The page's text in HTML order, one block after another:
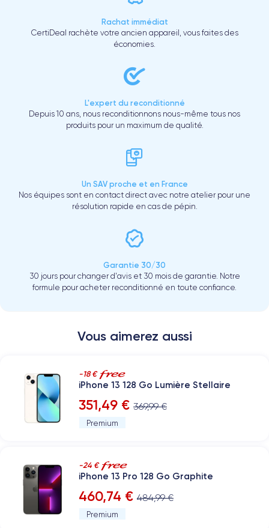
Rachat immédiat
CertiDeal rachète votre ancien appareil, vous faites des
économies.
L'expert du reconditionné
Depuis 10 ans, nous reconditionnons nous-même tous nos
produits pour un maximum de qualité.
Un SAV proche et en France
Nos équipes sont en contact direct avec notre atelier pour une
résolution rapide en cas de pépin.
Garantie 30/30
30 jours pour changer d'avis et 30 mois de garantie. Notre
formule pour acheter reconditionné en toute confiance.
Vous aimerez aussi
-18 €
iPhone 13 128 Go Lumière Stellaire
351,49 € 369,99 €
Premium
-24 €
iPhone 13 Pro 128 Go Graphite
460,74 € 484,99 €
Premium